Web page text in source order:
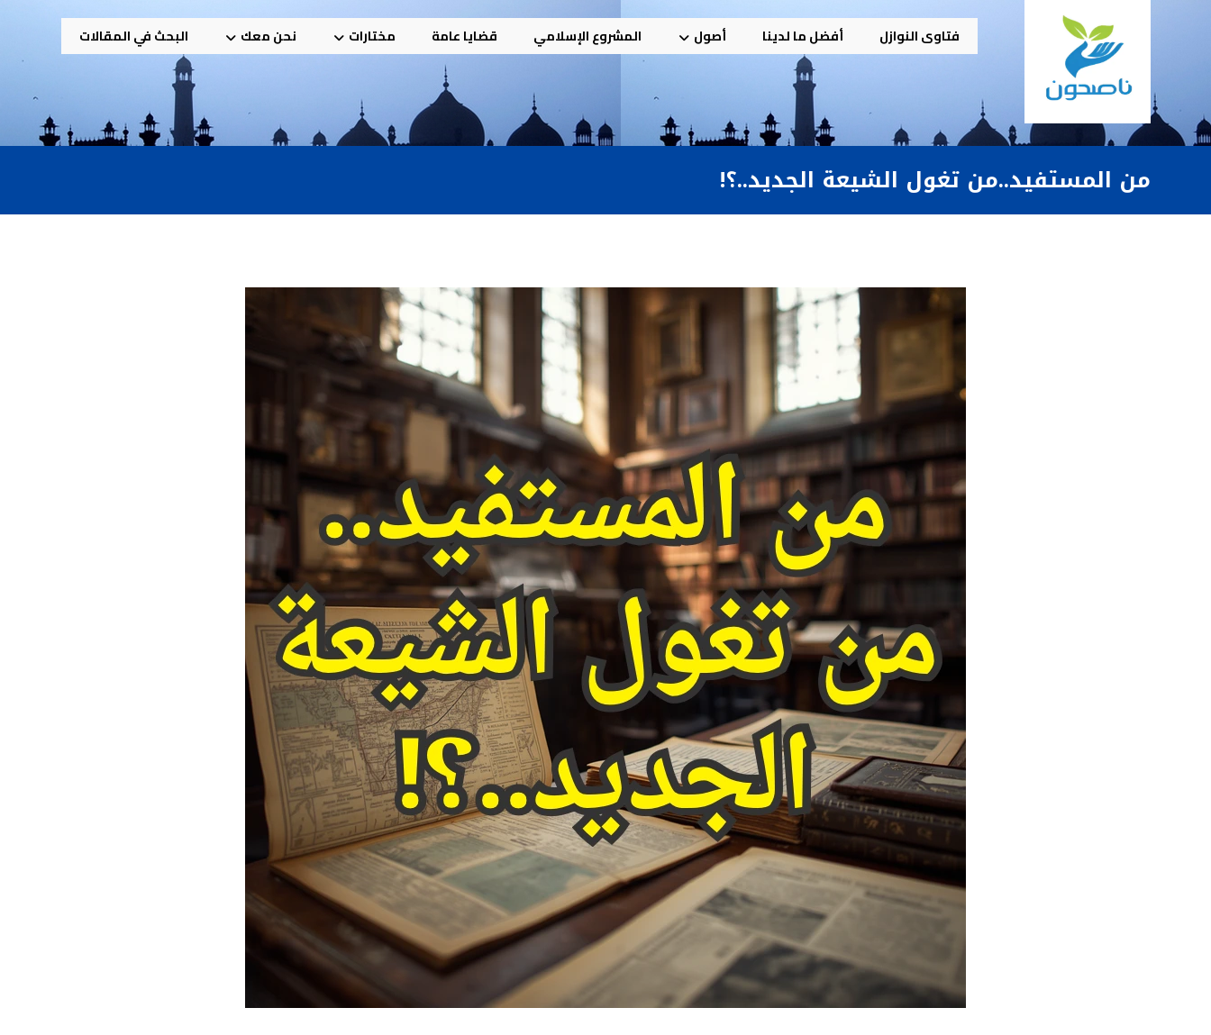
فتاوى النوازل أفضل ما لدينا أصول المشروع الإسلامي قضايا عامة مختارات نحن معك البحث في المقالات
من المستفيد..من تغول الشيعة الجديد..؟!